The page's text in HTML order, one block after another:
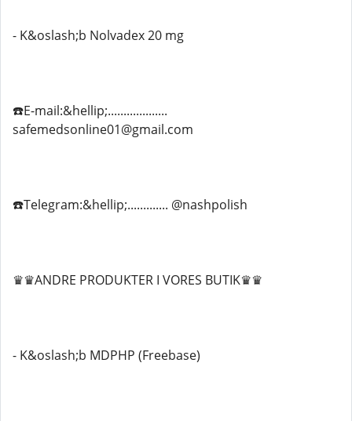
- K&oslash;b Nolvadex 20 mg
☎️E-mail:&hellip;...................
safemedsonline01@gmail.com
☎️Telegram:&hellip;............. @nashpolish
♛♛ANDRE PRODUKTER I VORES BUTIK♛♛
- K&oslash;b MDPHP (Freebase)